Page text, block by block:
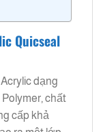
Quicseal
dạng
chất
cấp khả